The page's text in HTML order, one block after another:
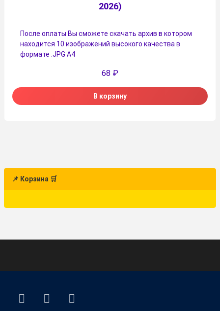
2026)
После оплаты Вы сможете скачать архив в котором
находится 10 изображений высокого качества в
формате .JPG А4
68 ₽
В корзину
📌 Корзина 🛒
ВКонтакте
YouTube
E-mail